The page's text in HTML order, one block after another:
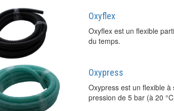
Oxyflex
Oxyflex est un flexible
du temps.
Oxypress
Oxypress est un flexible
pression de 5 bar (à 20